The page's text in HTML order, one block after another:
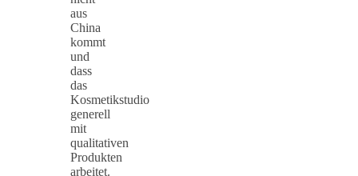
aus
China
kommt
und
dass
das
Kosmetikstudio
generell
mit
qualitativen
Produkten
arbeitet.